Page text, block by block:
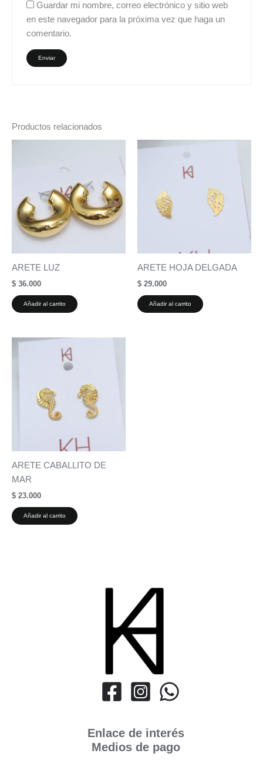
Guardar mi nombre, correo electrónico y sitio web
en este navegador para la próxima vez que haga un
comentario.
Productos relacionados
ARETE LUZ
$ 36.000
Añadir al carrito
ARETE HOJA DELGADA
$ 29.000
Añadir al carrito
ARETE CABALLITO DE
MAR
$ 23.000
Añadir al carrito
Enlace de interés
Medios de pago